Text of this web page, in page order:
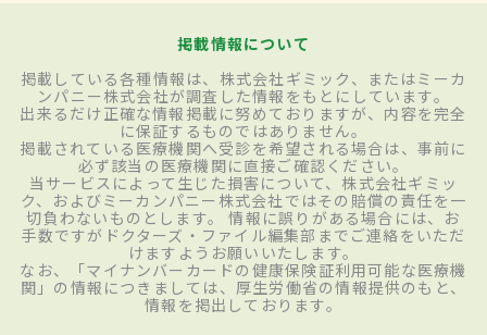
掲載情報について
掲載している各種情報は、株式会社ギミック、またはミーカ
ンパニー株式会社が調査した情報をもとにしています。
出来るだけ正確な情報掲載に努めておりますが、内容を完全
に保証するものではありません。
掲載されている医療機関へ受診を希望される場合は、事前に
必ず該当の医療機関に直接ご確認ください。
当サービスによって生じた損害について、株式会社ギミッ
ク、およびミーカンパニー株式会社ではその賠償の責任を一
切負わないものとします。 情報に誤りがある場合には、お
手数ですがドクターズ・ファイル編集部までご連絡をいただ
けますようお願いいたします。
なお、「マイナンバーカードの健康保険証利用可能な医療機
関」の情報につきましては、厚生労働省の情報提供のもと、
情報を掲出しております。